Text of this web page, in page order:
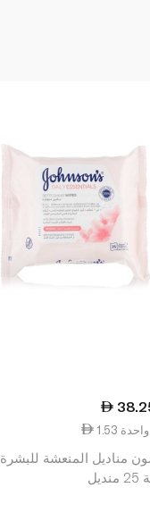
واحدة
مناديل المنعشة للبشرة